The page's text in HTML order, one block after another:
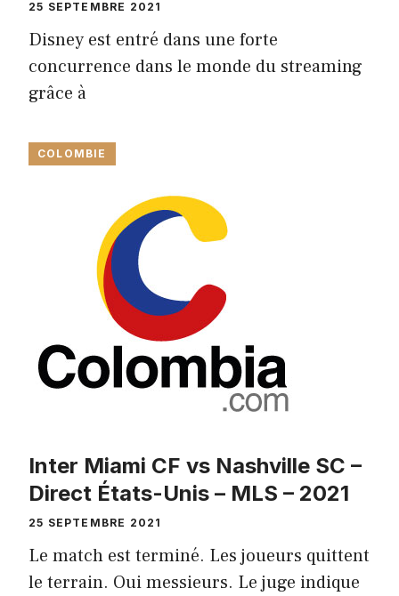
25 SEPTEMBRE 2021
Disney est entré dans une forte
concurrence dans le monde du streaming
grâce à
COLOMBIE
Inter Miami CF vs Nashville SC –
Direct États-Unis – MLS – 2021
25 SEPTEMBRE 2021
Le match est terminé. Les joueurs quittent
le terrain. Oui messieurs. Le juge indique